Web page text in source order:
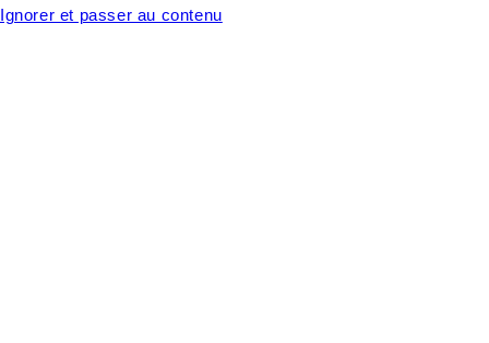
Ignorer et passer au contenu